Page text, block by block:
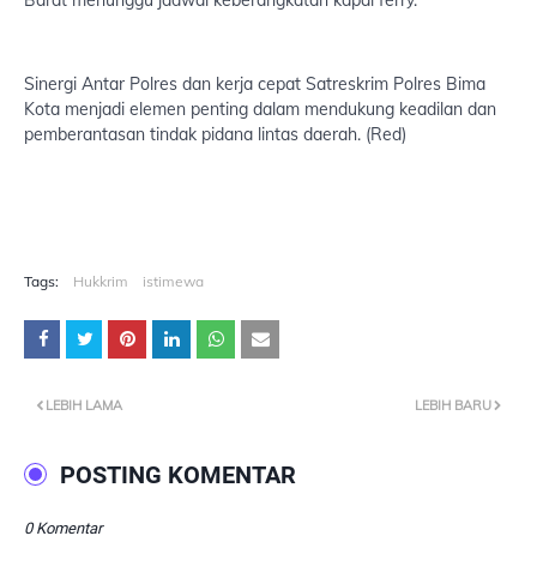
Sinergi Antar Polres dan kerja cepat Satreskrim Polres Bima
Kota menjadi elemen penting dalam mendukung keadilan dan
pemberantasan tindak pidana lintas daerah. (Red)
Tags: Hukkrim istimewa
LEBIH BARU
LEBIH LAMA
POSTING KOMENTAR
0 Komentar